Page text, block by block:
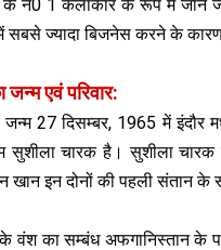
के नं0 1 कलाकार के रूप में जाने
ज्यादा बिजनेस करने के कारण
एवं परिवार:
27 दिसम्बर, 1965 में इंदौर
सुशीला चारक है। सुशीला
खान इन दोनों की पहली संतान
वंश का सम्बंध अफगानिस्तान के